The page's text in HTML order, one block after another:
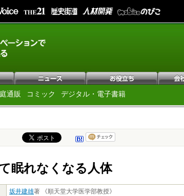
通販 コミック デジタル・電子書籍
眠れなくなる人体
坂井建雄著 《順天堂大学医学部教授》